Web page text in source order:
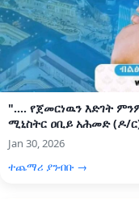
".... የጀመርነዉን እድገት
ሚኒስትር ዐቢይ አሕመድ (ዶ/
Jan 30, 2026
ተጨማሪ ያንብቡ →